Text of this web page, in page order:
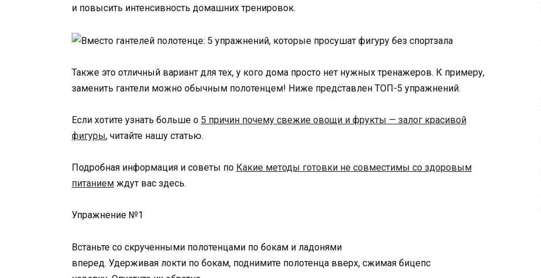
и повысить интенсивность домашних тренировок.
Также это отличный вариант для тех, у кого дома просто нет нужных тренажеров. К примеру,
заменить гантели можно обычным полотенцем! Ниже представлен ТОП-5 упражнений.
Если хотите узнать больше о 5 причин почему свежие овощи и фрукты — залог красивой
фигуры, читайте нашу статью.
Подробная информация и советы по Какие методы готовки не совместимы со здоровым
питанием ждут вас здесь.
Упражнение №1
Встаньте со скрученными полотенцами по бокам и ладонями
вперед. Удерживая локти по бокам, поднимите полотенца вверх, сжимая бицепс